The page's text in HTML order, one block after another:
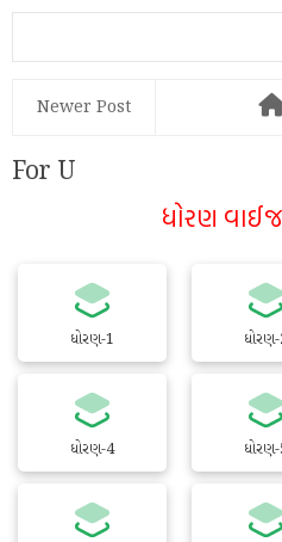
Newer Post
For U
ધોરણ
ધોરણ-1
ધોરણ-4